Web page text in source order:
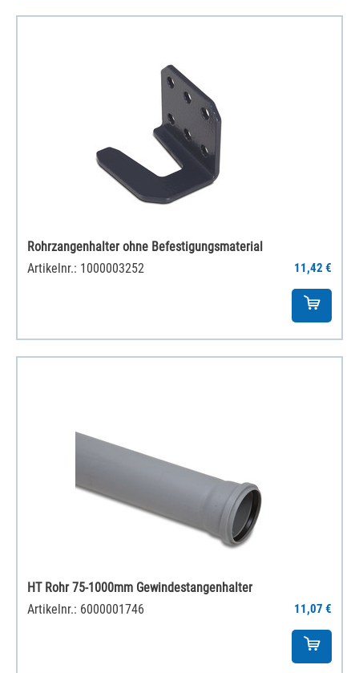
Rohrzangenhalter ohne Befestigungsmaterial
Artikelnr.: 1000003252
11,42 €
HT Rohr 75-1000mm Gewindestangenhalter
Artikelnr.: 6000001746
11,07 €